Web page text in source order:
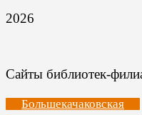
2026
Сайты библиотек-
Большекачаковская